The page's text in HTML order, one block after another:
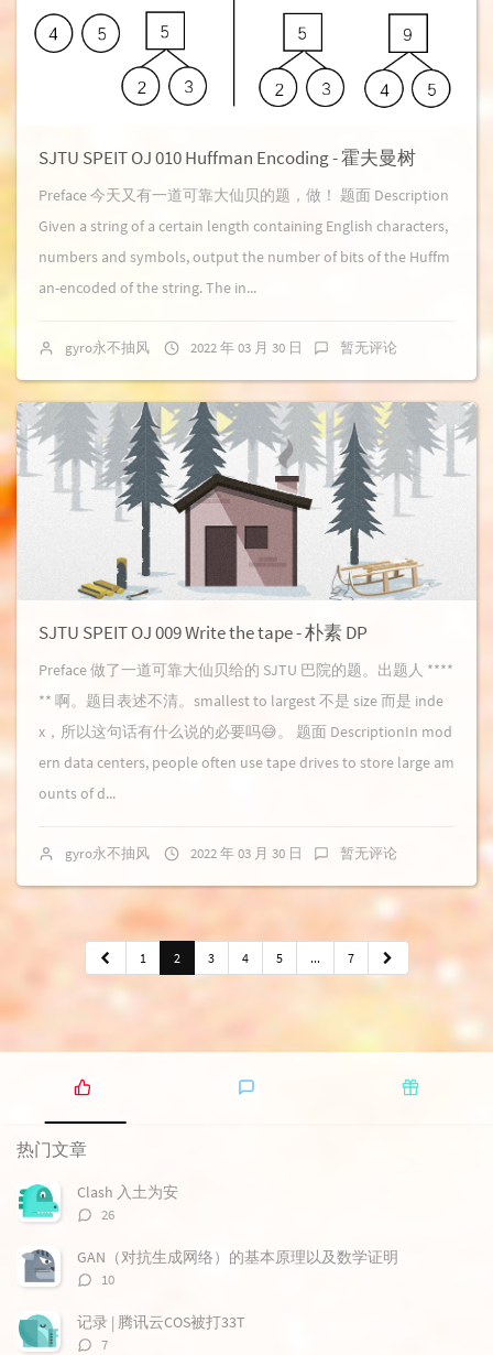
SJTU SPEIT OJ 010 Huffman Encoding - 霍夫曼树
Preface 今天又有一道可靠大仙贝的题，做！ 题面 Description
Given a string of a certain length containing English characters,
numbers and symbols, output the number of bits of the Huffm
an-encoded of the string. The in...
gyro永不抽风 2022 年 03 月 30 日 暂无评论
SJTU SPEIT OJ 009 Write the tape - 朴素 DP
Preface 做了一道可靠大仙贝给的 SJTU 巴院的题。出题人 ****
** 啊。题目表述不清。smallest to largest 不是 size 而是 inde
x，所以这句话有什么说的必要吗😅。 题面 DescriptionIn mod
ern data centers, people often use tape drives to store large am
ounts of d...
gyro永不抽风 2022 年 03 月 30 日 暂无评论
1 2 3 4 5 ... 7
热
门
文
章
热门文章
Clash 入土为安
评
数：
26
GAN（对抗生成网络）的基本原理以及数学证明
评
数：
10
记录 | 腾讯云COS被打33T
评
7